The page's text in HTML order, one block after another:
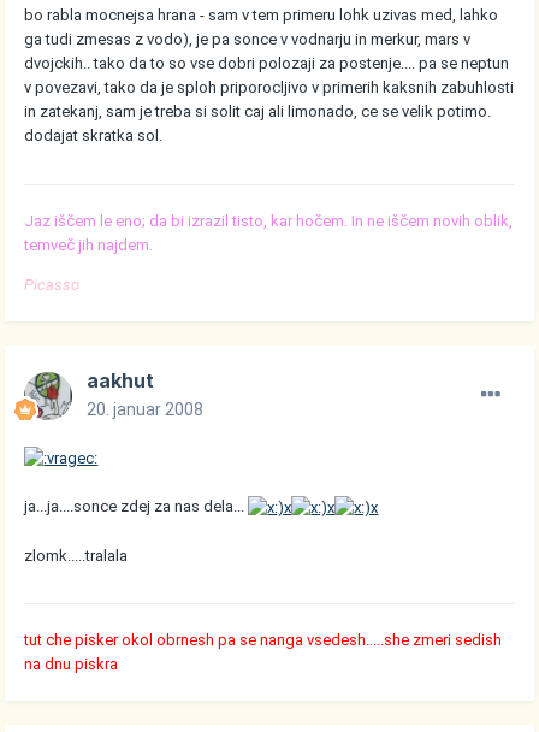
bo rabla mocnejsa hrana - sam v tem primeru lohk uzivas med, lahko
ga tudi zmesas z vodo), je pa sonce v vodnarju in merkur, mars v
dvojckih.. tako da to so vse dobri polozaji za postenje.... pa se neptun
v povezavi, tako da je sploh priporocljivo v primerih kaksnih zabuhlosti
in zatekanj, sam je treba si solit caj ali limonado, ce se velik potimo.
dodajat skratka sol.
Jaz iščem le eno; da bi izrazil tisto, kar hočem. In ne iščem novih oblik,
temveč jih najdem.
Picasso
aakhut
20. januar 2008
ja...ja....sonce zdej za nas dela...
zlomk.....tralala
tut che pisker okol obrnesh pa se nanga vsedesh.....she zmeri sedish
na dnu piskra